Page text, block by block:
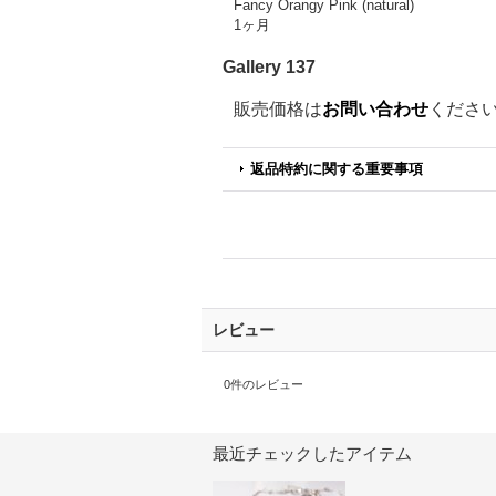
Fancy Orangy Pink (natural)
1ヶ月
Gallery 137
販売価格はお問い合わせ くださ
返品特約に関する重要事項
レビュー
0件のレビュー
最近チェックしたアイテム